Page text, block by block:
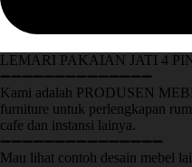
LEMARI PAKAIAN JATI 4
➖➖➖➖➖➖➖➖➖➖➖➖➖➖
Kami adalah PRODUSEN
furniture untuk perlengkapan
cafe dan instansi lainya.
➖➖➖➖➖➖➖➖➖➖➖➖➖➖➖
Mau lihat contoh desain mebel